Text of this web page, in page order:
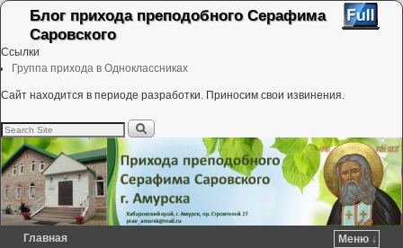
Блог прихода преподобного Серафима
Саровского
Ссылки
Группа прихода в Одноклассниках
Сайт находится в периоде разработки. Приносим свои извинения.
Главная
Меню ↓